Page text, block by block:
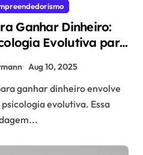
Ganhar Dinheiro:
Evolutiva para
Aug 10, 2025
evolutiva. Essa